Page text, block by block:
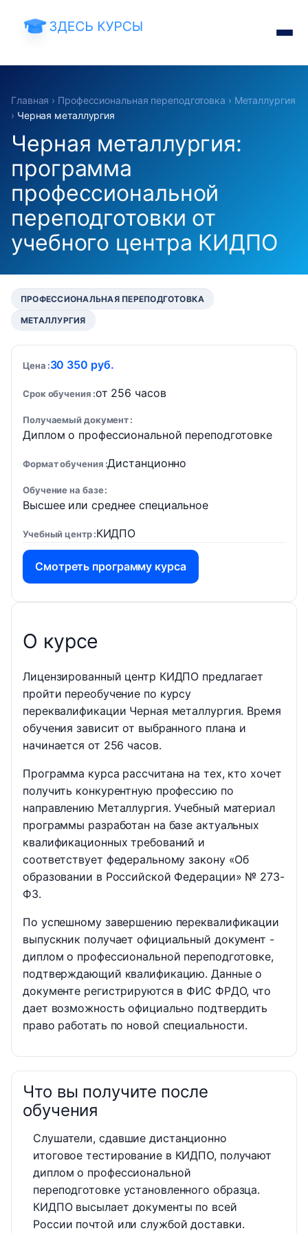
Главная › Профессиональная переподготовка › Металлургия
› Черная металлургия
Черная металлургия:
программа
профессиональной
переподготовки от
учебного центра КИДПО
ПРОФЕССИОНАЛЬНАЯ ПЕРЕПОДГОТОВКА
МЕТАЛЛУРГИЯ
Цена 30 350 руб.
Срок обучения от 256 часов
Получаемый документ
Диплом о профессиональной переподготовке
Формат обучения Дистанционно
Обучение на базе
Высшее или среднее специальное
Учебный центр КИДПО
Смотреть программу курса
О курсе
Лицензированный центр КИДПО предлагает
пройти переобучение по курсу
переквалификации Черная металлургия. Время
обучения зависит от выбранного плана и
начинается от 256 часов.
Программа курса рассчитана на тех, кто хочет
получить конкурентную профессию по
направлению Металлургия. Учебный материал
программы разработан на базе актуальных
квалификационных требований и
соответствует федеральному закону «Об
образовании в Российской Федерации» № 273-
ФЗ.
По успешному завершению переквалификации
выпускник получает официальный документ -
диплом о профессиональной переподготовке,
подтверждающий квалификацию. Данные о
документе регистрируются в ФИС ФРДО, что
дает возможность официально подтвердить
право работать по новой специальности.
Что вы получите после
обучения
Слушатели, сдавшие дистанционно
итоговое тестирование в КИДПО, получают
диплом о профессиональной
переподготовке установленного образца.
КИДПО высылает документы по всей
России почтой или службой доставки.